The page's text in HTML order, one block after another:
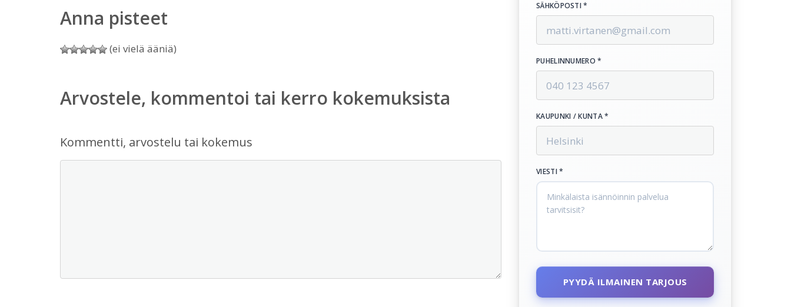
Anna pisteet
(ei vielä ääniä)
Arvostele, kommentoi tai kerro kokemuksista
Kommentti, arvostelu tai kokemus
SÄHKÖPOSTI *
PUHELINNUMERO *
KAUPUNKI / KUNTA *
VIESTI *
PYYDÄ ILMAINEN TARJOUS